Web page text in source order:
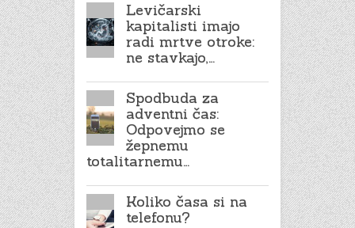
Levičarski
kapitalisti imajo
radi mrtve otroke:
ne stavkajo,…
Spodbuda za
adventni čas:
Odpovejmo se
žepnemu
totalitarnemu…
Koliko časa si na
telefonu?